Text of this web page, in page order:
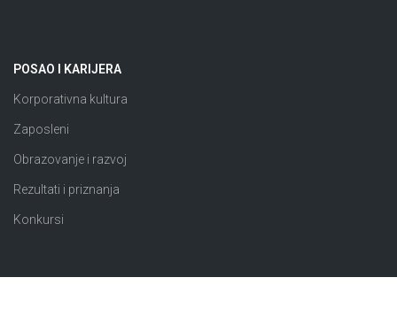
POSAO I KARIJERA
Korporativna kultura
Zaposleni
Obrazovanje i razvoj
Rezultati i priznanja
Konkursi